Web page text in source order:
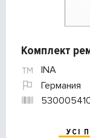
Комплект
INA
Германия
УСІ